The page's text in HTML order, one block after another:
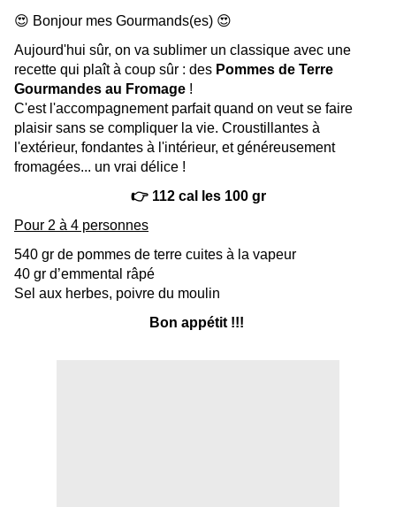
😍 Bonjour mes Gourmands(es) 😍
Aujourd'hui sûr, on va sublimer un classique avec une
recette qui plaît à coup sûr : des Pommes de Terre
Gourmandes au Fromage !
C'est l'accompagnement parfait quand on veut se faire
plaisir sans se compliquer la vie. Croustillantes à
l'extérieur, fondantes à l'intérieur, et généreusement
fromagées... un vrai délice !
👉 112 cal les 100 gr
Pour 2 à 4 personnes
540 gr de pommes de terre cuites à la vapeur
40 gr d’emmental râpé
Sel aux herbes, poivre du moulin
Bon appétit !!!